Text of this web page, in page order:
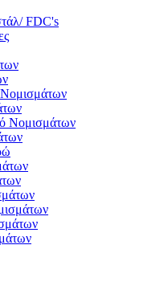
FDC's
Νομισμάτων